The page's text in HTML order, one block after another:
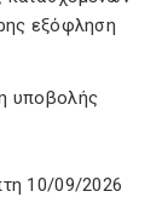
εξόφληση
υποβολής
10/09/2026